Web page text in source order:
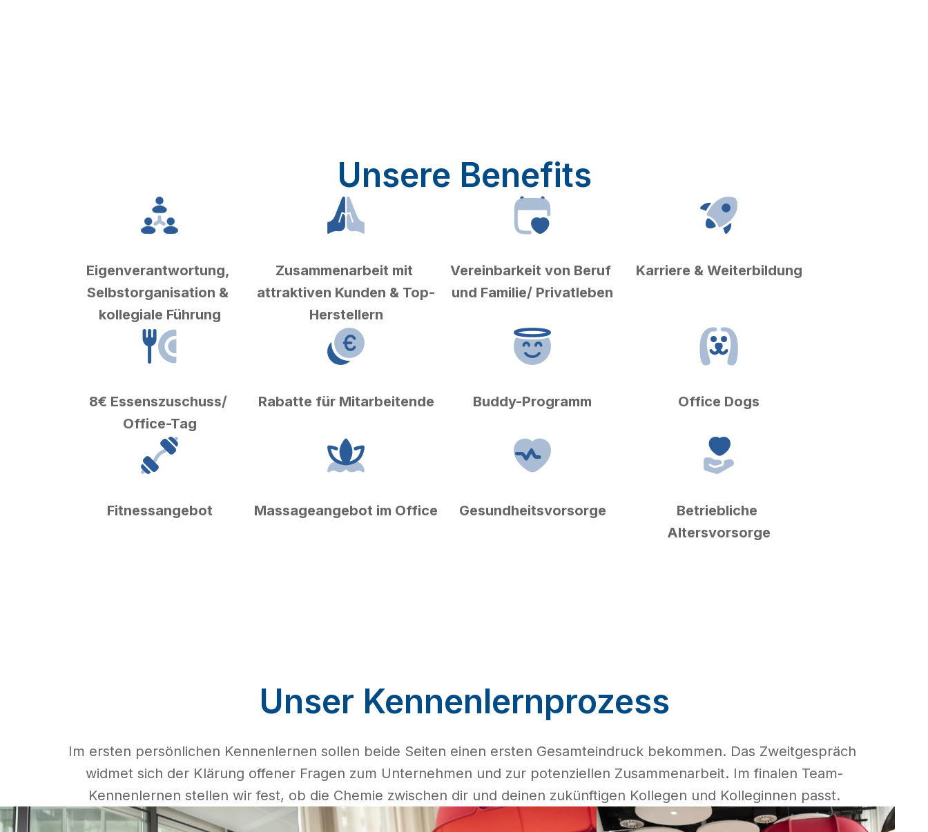
Unsere Benefits
Eigenverantwortung,
Selbstorganisation &
kollegiale Führung
Zusammenarbeit mit
attraktiven Kunden & Top-
Herstellern
Vereinbarkeit von Beruf
und Familie/ Privatleben
Karriere & Weiterbildung
8€ Essenszuschuss/
Office-Tag
Rabatte für Mitarbeitende Buddy-Programm Office Dogs
Fitnessangebot Massageangebot im Office Gesundheitsvorsorge
Betriebliche
Altersvorsorge
Unser Kennenlernprozess
Im ersten persönlichen Kennenlernen sollen beide Seiten einen ersten Gesamteindruck bekommen. Das Zweitgespräch
widmet sich der Klärung offener Fragen zum Unternehmen und zur potenziellen Zusammenarbeit. Im finalen Team-
Kennenlernen stellen wir fest, ob die Chemie zwischen dir und deinen zukünftigen Kollegen und Kolleginnen passt.